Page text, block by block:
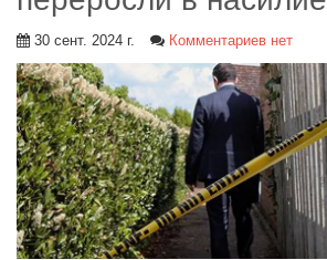
30 сент. 2024 г. Комментариев нет